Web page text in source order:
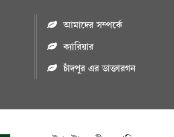
আমাদের সম্পর্কে
ক্যারিয়ার
চাঁদপুর এর ডাক্তারগন